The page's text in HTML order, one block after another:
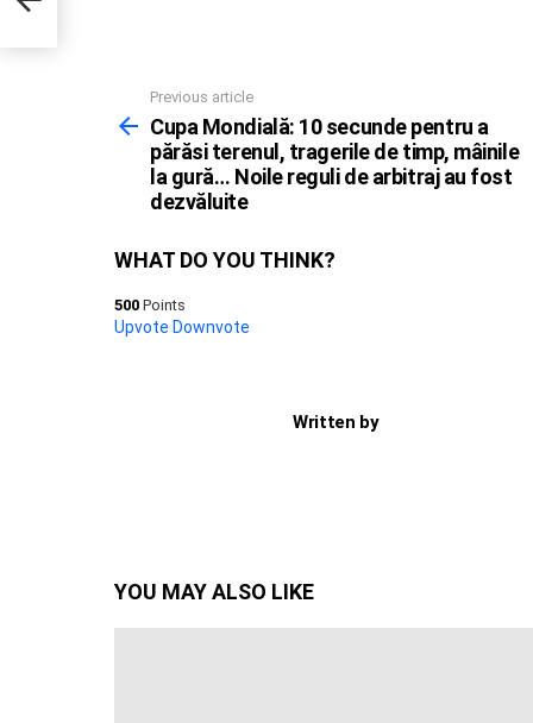
more
Previous article
Cupa Mondială: 10 secunde pentru a
părăsi terenul, tragerile de timp, mâinile
la gură… Noile reguli de arbitraj au fost
dezvăluite
WHAT DO YOU THINK?
500 Points
Upvote Downvote
Written by
YOU MAY ALSO LIKE